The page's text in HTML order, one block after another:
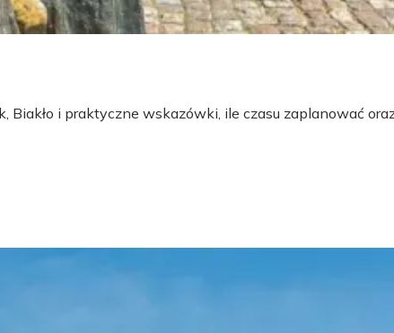
i praktyczne wskazówki, ile czasu zaplanować